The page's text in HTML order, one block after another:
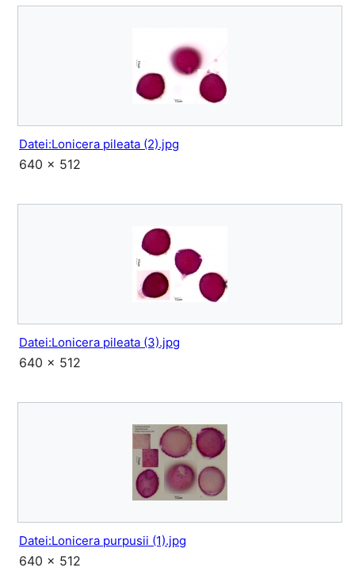
Datei:Lonicera pileata (2).jpg
640 × 512
Datei:Lonicera pileata (3).jpg
640 × 512
Datei:Lonicera purpusii (1).jpg
640 × 512